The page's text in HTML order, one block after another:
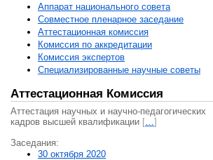
Аппарат национального совета
Совместное пленарное заседание
Аттестационная комисcия
Комиссия по аккредитации
Комиссия экспертов
Специализированные научные советы
Аттестационная Комиссия
Аттестация научных и научно-педагогических
кадров высшей квалификации […]
Заседания:
30 октября 2020